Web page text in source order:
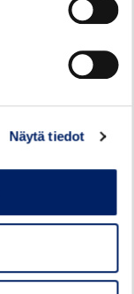
Näytä tiedot